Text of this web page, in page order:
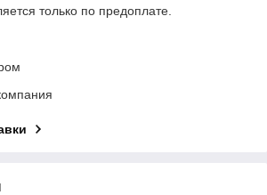
только по предоплате.